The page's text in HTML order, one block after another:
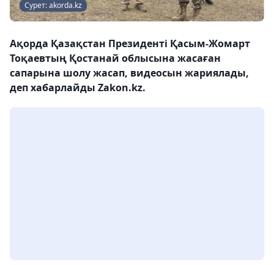
Сурет: akorda.kz
Ақорда Қазақстан Президенті Қасым-Жомарт
Тоқаевтың Қостанай облысына жасаған
сапарына шолу жасап, видеосын жариялады,
деп хабарлайды Zakon.kz.